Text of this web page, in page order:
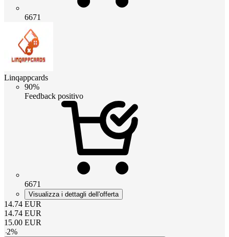
6671
Linqappcards
90%
Feedback positivo
6671
Visualizza i dettagli dell'offerta
14.74 EUR
14.74 EUR
15.00 EUR
-2%